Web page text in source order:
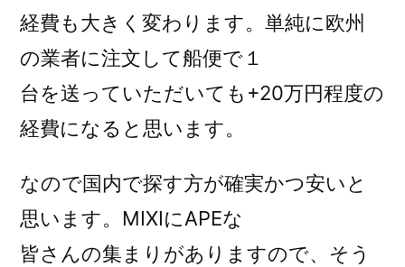
経費も大きく変わります。単純に欧州
の業者に注文して船便で１
台を送っていただいても+20万円程度の
経費になると思います。
なので国内で探す方が確実かつ安いと
思います。MIXIにAPEな
皆さんの集まりがありますので、そう